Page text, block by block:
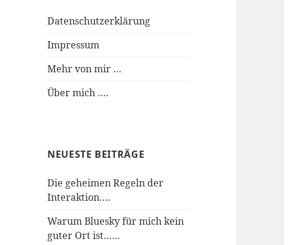
Datenschutzerklärung
Impressum
Mehr von mir …
Über mich ….
NEUESTE BEITRÄGE
Die geheimen Regeln der
Interaktion….
Warum Bluesky für mich kein
guter Ort ist……